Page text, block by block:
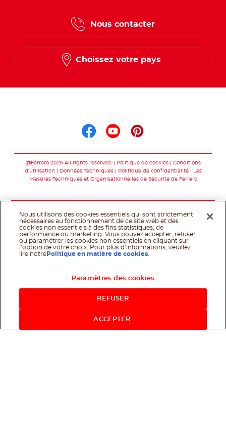
Nous contacter
Choissez votre pays
@Ferrero 2026 All rights reserved. Politique de cookies
Conditions
d’utilisation
Données Techniques Politique de confidentialité
Les
Mesures Techniques et Organisationnelles de Sécurité de Ferrero
Nous utilisons des cookies essentiels qui sont strictement
nécessaires au fonctionnement de ce site web et des
cookies non essentiels à des fins statistiques, de
performance ou marketing. Vous pouvez accepter, refuser
ou paramétrer les cookies non essentiels en cliquant sur
l’option de votre choix. Pour plus d’informations, veuillez
lire notre Politique en matière de cookies
Paramètres des cookies
REFUSER
ACCEPTER